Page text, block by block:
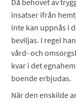
Då behovet av
insatser ifrån
inte kan uppnås i
beviljas. I regel
vård- och
kvar i det
boende erbjudas.
När den enskilde